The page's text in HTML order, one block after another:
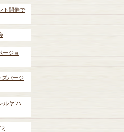
ト開催で
ージョ
ズバージ
ルヤ!ハ